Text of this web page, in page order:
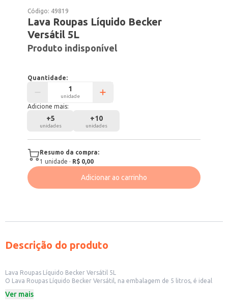
Código: 49819
Lava Roupas Líquido Becker
Versátil 5L
Produto indisponível
Quantidade:
unidade
Adicione mais:
+5
unidades
+10
unidades
Resumo da compra:
1 unidade · R$ 0,00
Adicionar ao carrinho
Descrição do produto
Lava Roupas Líquido Becker Versátil 5L
O Lava Roupas Líquido Becker Versátil, na embalagem de 5 litros, é ideal
desenvolvida para oferecer praticidade no dia a dia, tanto para uso
Ver mais